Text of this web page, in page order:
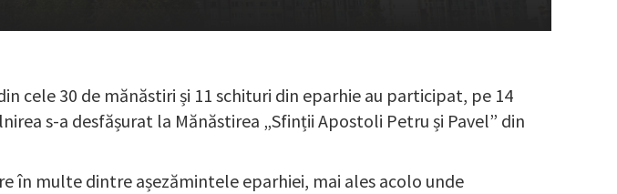
cele 30 de mănăstiri și 11 schituri din eparhie au participat, pe 14
s-a desfășurat la Mănăstirea „Sfinții Apostoli Petru și Pavel” din
în multe dintre așezămintele eparhiei, mai ales acolo unde